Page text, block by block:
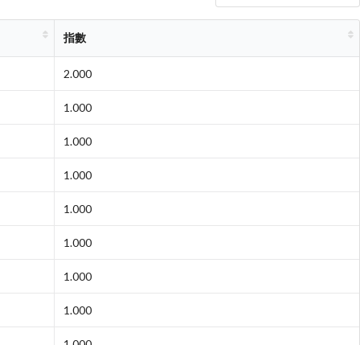
指數
2.000
1.000
1.000
1.000
1.000
1.000
1.000
1.000